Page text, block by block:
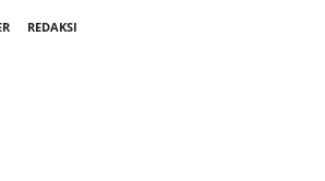
REDAKSI